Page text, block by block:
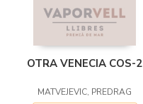
OTRA VENECIA COS-2
MATVEJEVIC, PREDRAG